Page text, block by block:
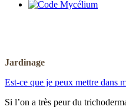
Jardinage
Est-ce que je peux mettre dans
Si l’on a très peur du